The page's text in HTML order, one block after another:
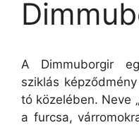
A Dimmuborgir
sziklás
tó közelében. Neve
a furcsa,